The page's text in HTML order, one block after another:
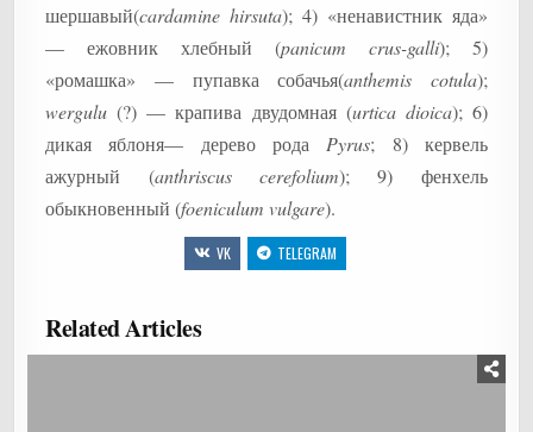
шершавый(cardamine hirsuta); 4) «ненавистник яда»
— ежовник хлебный (panicum crus-galli); 5)
«ромашка» — пупавка собачья(anthemis cotula);
wergulu (?) — крапива двудомная (urtica dioica); 6)
дикая яблоня— дерево рода Pyrus; 8) кервель
ажурный (anthriscus cerefolium); 9) фенхель
обыкновенный (foeniculum vulgare).
VK TELEGRAM
Related Articles